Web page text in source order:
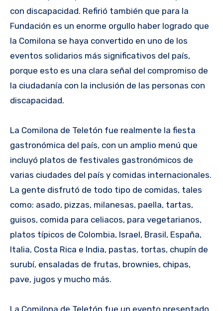
con discapacidad. Refirió también que para la
Fundación es un enorme orgullo haber logrado que
la Comilona se haya convertido en uno de los
eventos solidarios más significativos del país,
porque esto es una clara señal del compromiso de
la ciudadanía con la inclusión de las personas con
discapacidad.
La Comilona de Teletón fue realmente la fiesta
gastronómica del país, con un amplio menú que
incluyó platos de festivales gastronómicos de
varias ciudades del país y comidas internacionales.
La gente disfrutó de todo tipo de comidas, tales
como: asado, pizzas, milanesas, paella, tartas,
guisos, comida para celiacos, para vegetarianos,
platos típicos de Colombia, Israel, Brasil, España,
Italia, Costa Rica e India, pastas, tortas, chupín de
surubí, ensaladas de frutas, brownies, chipas,
pave, jugos y mucho más.